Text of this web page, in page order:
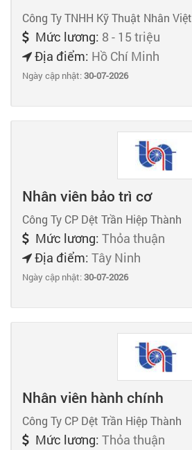
Công Ty TNHH Kỹ Thuật Nhân Việt
Mức lương: 8 - 15 triệu
Địa điểm: Hồ Chí Minh
Ngày cập nhật:30-07-2026
Nhân viên bảo trì cơ
Công Ty CP Dệt Trần Hiệp Thành
Mức lương: Thỏa thuận
Địa điểm: Tây Ninh
Ngày cập nhật:30-07-2026
Nhân viên hành chính
Công Ty CP Dệt Trần Hiệp Thành
Mức lương: Thỏa thuận